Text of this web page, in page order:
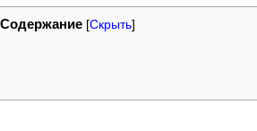
Содержание [Скрыть]